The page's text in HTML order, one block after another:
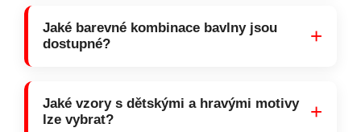
Jaké barevné kombinace bavlny jsou
dostupné?
+
Jaké vzory s dětskými a hravými motivy
lze vybrat?
+